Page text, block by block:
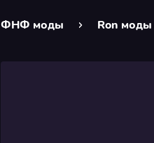
ФНФ моды Ron